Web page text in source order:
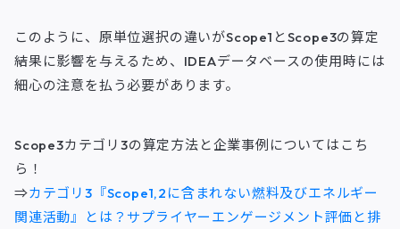
このように、原単位選択の違いがScope1とScope3の算定
結果に影響を与えるため、IDEAデータベースの使用時には
細心の注意を払う必要があります。
Scope3カテゴリ3の算定方法と企業事例についてはこち
ら！
⇒カテゴリ3『Scope1,2に含まれない燃料及びエネルギー
関連活動』とは？サプライヤーエンゲージメント評価と排